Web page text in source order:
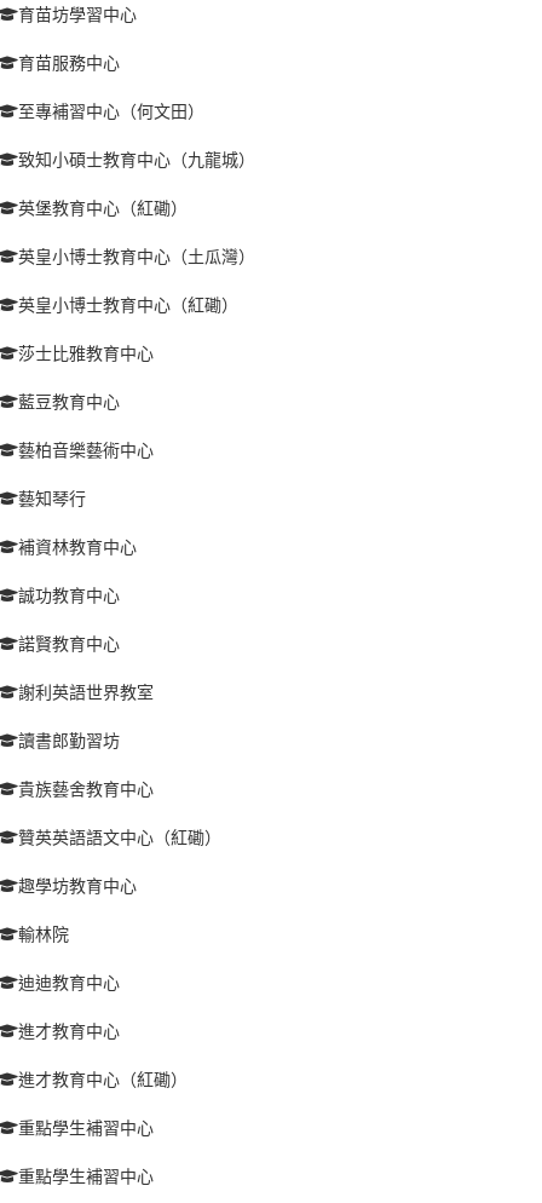
育苗坊學習中心
育苗服務中心
至專補習中心（何文田）
致知小碩士教育中心（九龍城）
英堡教育中心（紅磡）
英皇小博士教育中心（土瓜灣）
英皇小博士教育中心（紅磡）
莎士比雅教育中心
藍豆教育中心
藝柏音樂藝術中心
藝知琴行
補資林教育中心
誠功教育中心
諾賢教育中心
謝利英語世界教室
讀書郎勤習坊
貴族藝舍教育中心
贊英英語語文中心（紅磡）
趣學坊教育中心
輸林院
迪迪教育中心
進才教育中心
進才教育中心（紅磡）
重點學生補習中心
重點學生補習中心